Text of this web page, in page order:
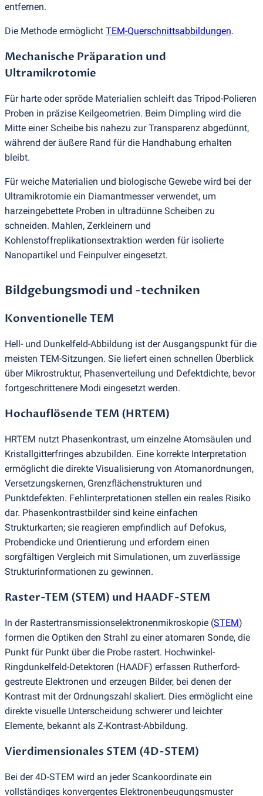
entfernen.
Die Methode ermöglicht TEM-Querschnittsabbildungen.
Mechanische Präparation und
Ultramikrotomie
Für harte oder spröde Materialien schleift das Tripod-Polieren
Proben in präzise Keilgeometrien. Beim Dimpling wird die
Mitte einer Scheibe bis nahezu zur Transparenz abgedünnt,
während der äußere Rand für die Handhabung erhalten
bleibt.
Für weiche Materialien und biologische Gewebe wird bei der
Ultramikrotomie ein Diamantmesser verwendet, um
harzeingebettete Proben in ultradünne Scheiben zu
schneiden. Mahlen, Zerkleinern und
Kohlenstoffreplikationsextraktion werden für isolierte
Nanopartikel und Feinpulver eingesetzt.
Bildgebungsmodi und -techniken
Konventionelle TEM
Hell- und Dunkelfeld-Abbildung ist der Ausgangspunkt für die
meisten TEM-Sitzungen. Sie liefert einen schnellen Überblick
über Mikrostruktur, Phasenverteilung und Defektdichte, bevor
fortgeschrittenere Modi eingesetzt werden.
Hochauflösende TEM (HRTEM)
HRTEM nutzt Phasenkontrast, um einzelne Atomsäulen und
Kristallgitterfringes abzubilden. Eine korrekte Interpretation
ermöglicht die direkte Visualisierung von Atomanordnungen,
Versetzungskernen, Grenzflächenstrukturen und
Punktdefekten. Fehlinterpretationen stellen ein reales Risiko
dar. Phasenkontrastbilder sind keine einfachen
Strukturkarten; sie reagieren empfindlich auf Defokus,
Probendicke und Orientierung und erfordern einen
sorgfältigen Vergleich mit Simulationen, um zuverlässige
Strukturinformationen zu gewinnen.
Raster-TEM (STEM) und HAADF-STEM
In der Rastertransmissionselektronenmikroskopie (STEM)
formen die Optiken den Strahl zu einer atomaren Sonde, die
Punkt für Punkt über die Probe rastert. Hochwinkel-
Ringdunkelfeld-Detektoren (HAADF) erfassen Rutherford-
gestreute Elektronen und erzeugen Bilder, bei denen der
Kontrast mit der Ordnungszahl skaliert. Dies ermöglicht eine
direkte visuelle Unterscheidung schwerer und leichter
Elemente, bekannt als Z-Kontrast-Abbildung.
Vierdimensionales STEM (4D-STEM)
Bei der 4D-STEM wird an jeder Scankoordinate ein
vollständiges konvergentes Elektronenbeugungsmuster